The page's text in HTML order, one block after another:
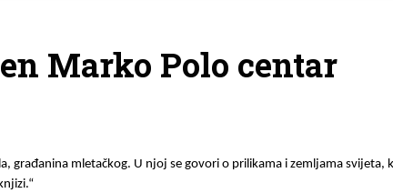
Marko Polo centar
građanina mletačkog. U njoj se govori o prilikama i zemljama